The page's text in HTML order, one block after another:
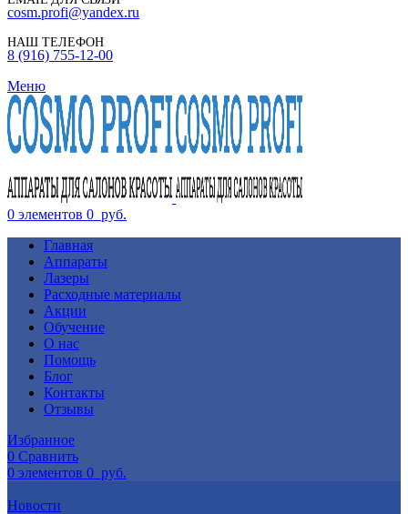
cosm.profi@yandex.ru
НАШ ТЕЛЕФОН
8 (916) 755-12-00
Меню
0 элементов 0 руб.
Главная
Аппараты
Лазеры
Расходные материалы
Акции
Обучение
О нас
Помощь
Блог
Контакты
Отзывы
Избранное
0 Сравнить
0 элементов 0 руб.
Новости